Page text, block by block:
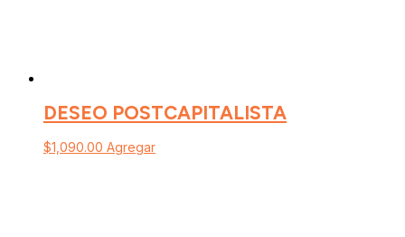
DESEO POSTCAPITALISTA
$1,090.00 Agregar